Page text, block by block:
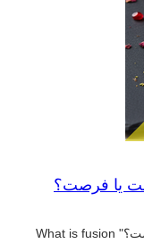
یا فرصت؟
"آشپزی فیوژن چیست؟ فیوژن تهدید است یا فرصت؟" What is fusion